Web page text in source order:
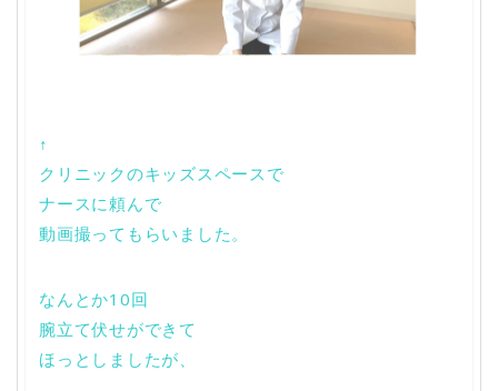
↑
クリニックのキッズスペースで
ナースに頼んで
動画撮ってもらいました。
なんとか10回
腕立て伏せができて
ほっとしましたが、